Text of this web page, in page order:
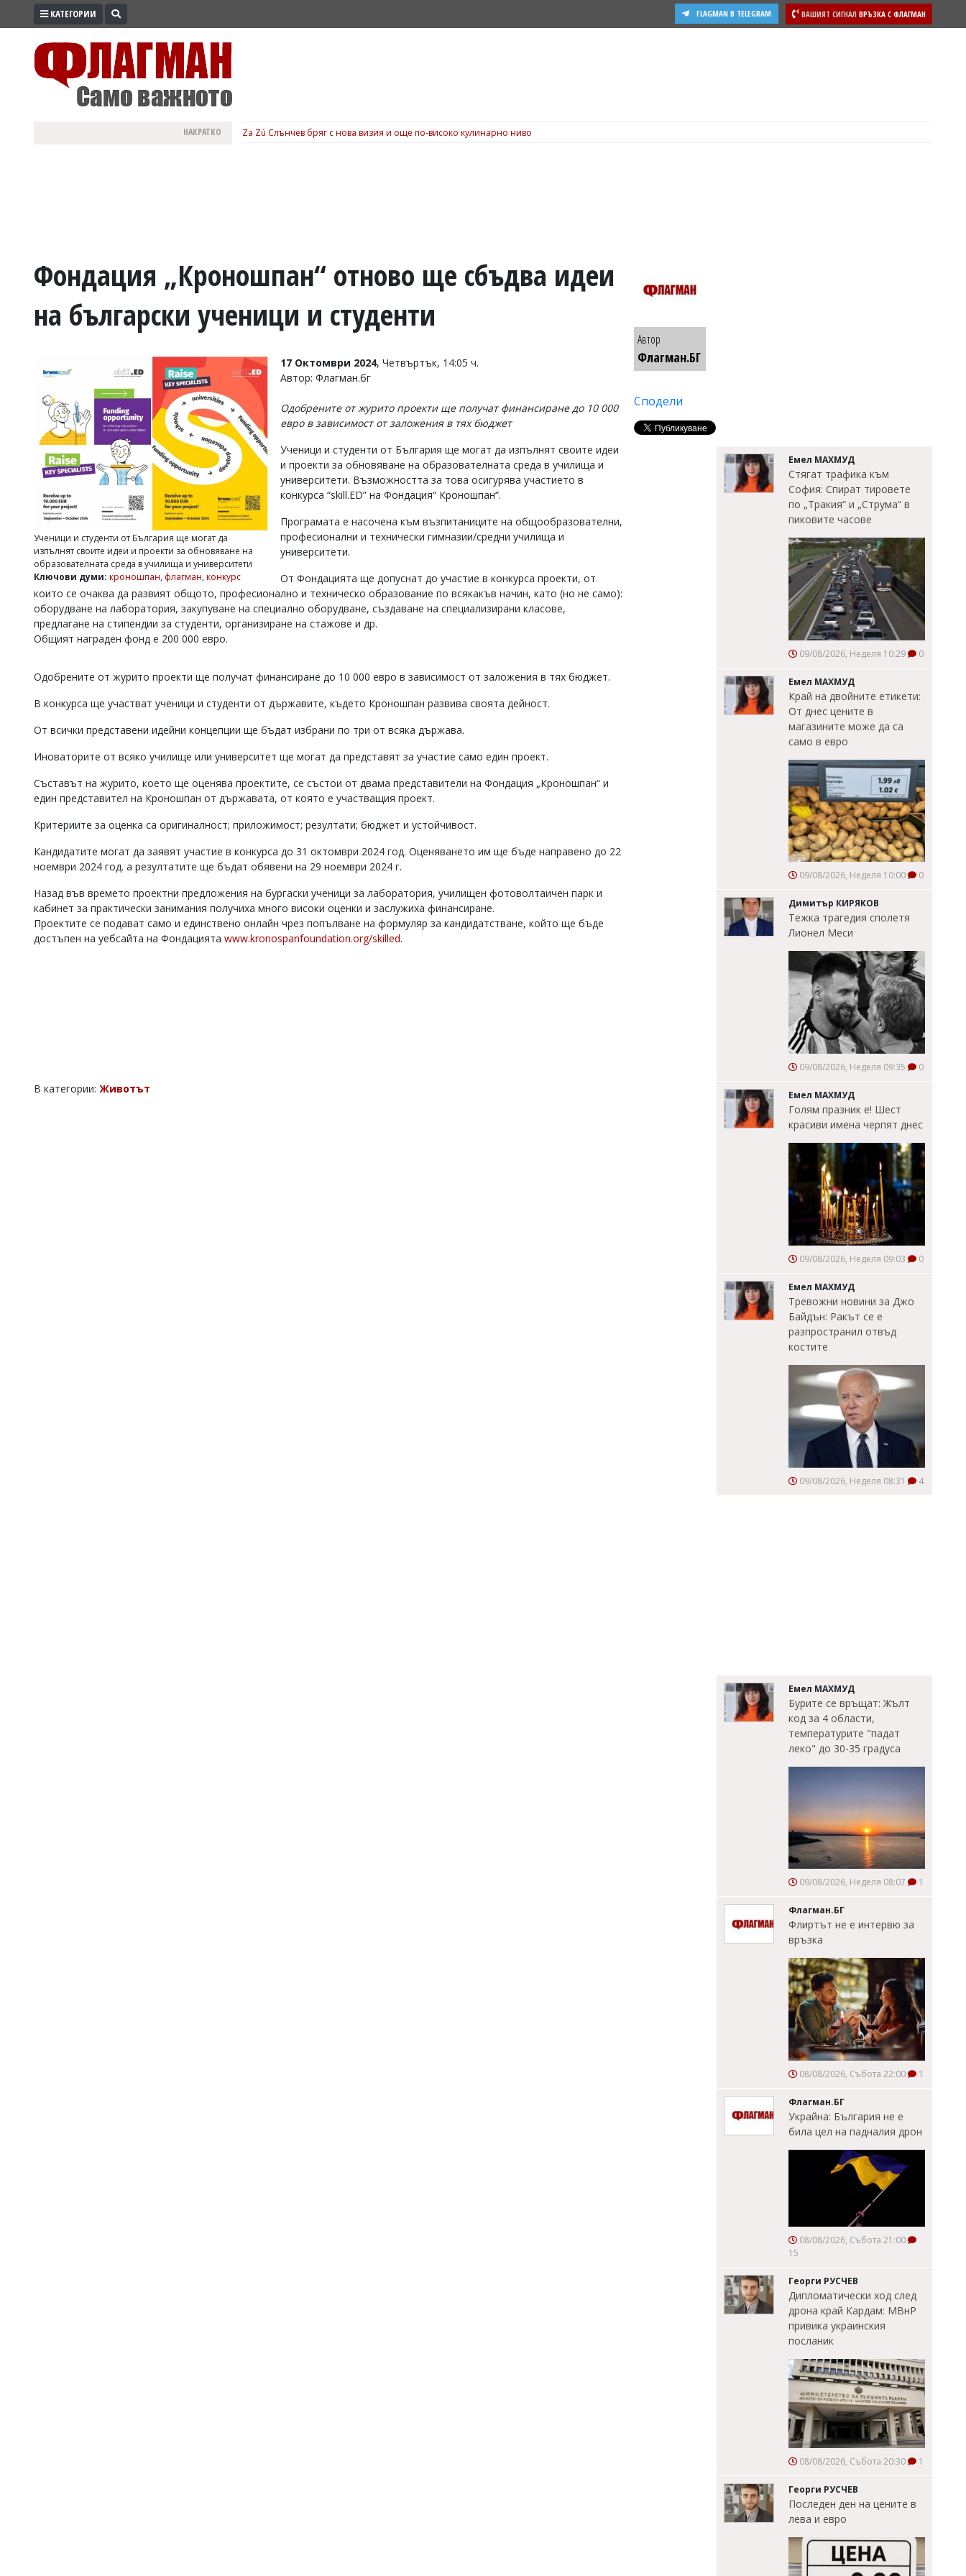
ПРОМО
ВОЙНАТА
УКРАЙНА
РАЗСЛЕДВАНЕ
Управители:
Веселин
Василев,
v.vasilev@flagman.bg
k.kassabova@flagman.bg
Главен
редактор:
Колев,
office@flagman.bg
статиите
въвеждат
читателите
редакцията
отговорност
откриете
обиден
коментар,
сигнализирайте
КАТЕГОРИИ ВАШИЯТ СИГНАЛ ВРЪЗКА С ФЛАГМАН
FLAGMAN В TELEGRAM
НАКРАТКО Za Zú Слънчев бряг с нова визия и още по-високо кулинарно ниво
Фондация „Кроношпан“ отново ще сбъдва идеи
на български ученици и студенти
Ученици и студенти от България ще могат да
изпълнят своите идеи и проекти за обновяване на
образователната среда в училища и университети
Ключови думи: кроношпан, флагман, конкурс
17 Октомври 2024, Четвъртък, 14:05 ч.
Автор: Флагман.бг
Одобрените от журито проекти ще получат финансиране до 10 000
евро в зависимост от заложения в тях бюджет
Ученици и студенти от България ще могат да изпълнят своите идеи
и проекти за обновяване на образователната среда в училища и
университети. Възможността за това осигурява участието в
конкурса “skill.ED” на Фондация“ Кроношпан“.
Програмата е насочена към възпитаниците на общообразователни,
професионални и технически гимназии/средни училища и
университети.
От Фондацията ще допуснат до участие в конкурса проекти, от
които се очаква да развият общото, професионално и техническо образование по всякакъв начин, като (но не само):
оборудване на лаборатория, закупуване на специално оборудване, създаване на специализирани класове,
предлагане на стипендии за студенти, организиране на стажове и др.
Общият награден фонд е 200 000 евро.
Одобрените от журито проекти ще получат финансиране до 10 000 евро в зависимост от заложения в тях бюджет.
В конкурса ще участват ученици и студенти от държавите, където Кроношпан развива своята дейност.
От всички представени идейни концепции ще бъдат избрани по три от всяка държава.
Иноваторите от всяко училище или университет ще могат да представят за участие само един проект.
Съставът на журито, което ще оценява проектите, се състои от двама представители на Фондация „Кроношпан“ и
един представител на Кроношпан от държавата, от която е участващия проект.
Критериите за оценка са оригиналност; приложимост; резултати; бюджет и устойчивост.
Кандидатите могат да заявят участие в конкурса до 31 октомври 2024 год. Оценяването им ще бъде направено до 22
ноември 2024 год. а резултатите ще бъдат обявени на 29 ноември 2024 г.
Назад във времето проектни предложения на бургаски ученици за лаборатория, училищен фотоволтаичен парк и
кабинет за практически занимания получиха много високи оценки и заслужиха финансиране.
Проектите се подават само и единствено онлайн чрез попълване на формуляр за кандидатстване, който ще бъде
достъпен на уебсайта на Фондацията www.kronospanfoundation.org/skilled.
В категории: Животът
Автор
Флагман.БГ
Сподели
Емел МАХМУД
Стягат трафика към
София: Спират тировете
по „Тракия“ и „Струма“ в
пиковите часове
09/08/2026, Неделя 10:29 0
Емел МАХМУД
Край на двойните етикети:
От днес цените в
магазините може да са
само в евро
09/08/2026, Неделя 10:00 0
Димитър КИРЯКОВ
Тежка трагедия сполетя
Лионел Меси
09/08/2026, Неделя 09:35 0
Емел МАХМУД
Голям празник е! Шест
красиви имена черпят днес
09/08/2026, Неделя 09:03 0
Емел МАХМУД
Тревожни новини за Джо
Байдън: Ракът се е
разпространил отвъд
костите
09/08/2026, Неделя 08:31 4
Емел МАХМУД
Бурите се връщат: Жълт
код за 4 области,
температурите "падат
леко" до 30-35 градуса
09/08/2026, Неделя 08:07 1
Флагман.БГ
Флиртът не е интервю за
връзка
08/08/2026, Събота 22:00 1
Флагман.БГ
Украйна: България не е
била цел на падналия дрон
08/08/2026, Събота 21:00
15
Георги РУСЧЕВ
Дипломатически ход след
дрона край Кардам: МВнР
привика украинския
посланик
08/08/2026, Събота 20:30 1
Георги РУСЧЕВ
Последен ден на цените в
лева и евро